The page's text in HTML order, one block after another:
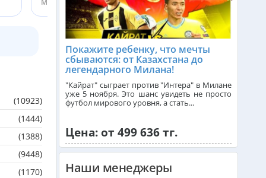
Менеджер ht.kz
(10923)
(1444)
(1388)
(9448)
(1170)
Танзания из Алматы
Венгрия из Алматы
Израиль из Алматы
Азербайджан из Алматы
Покажите ребенку, что мечты
сбываются: от Казахстана до
легендарного Милана!
"Кайрат" сыграет против "Интера" в Милане
уже 5 ноября. Это шанс увидеть не просто
футбол мирового уровня, а стать...
Цена: от 499 636 тг.
Наши менеджеры